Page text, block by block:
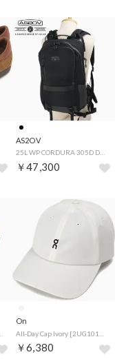
AS2OV
25L WP CORDURA 305D DAY PACK BLACK [141600-10] （BLACK）
￥47,300
On
￥6,380